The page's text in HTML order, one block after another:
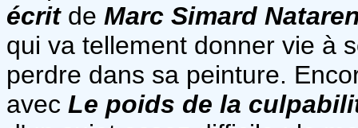
écritde Marc Simard
qui va tellement donner vie à
perdre dans sa peinture.
avec Le poids de la